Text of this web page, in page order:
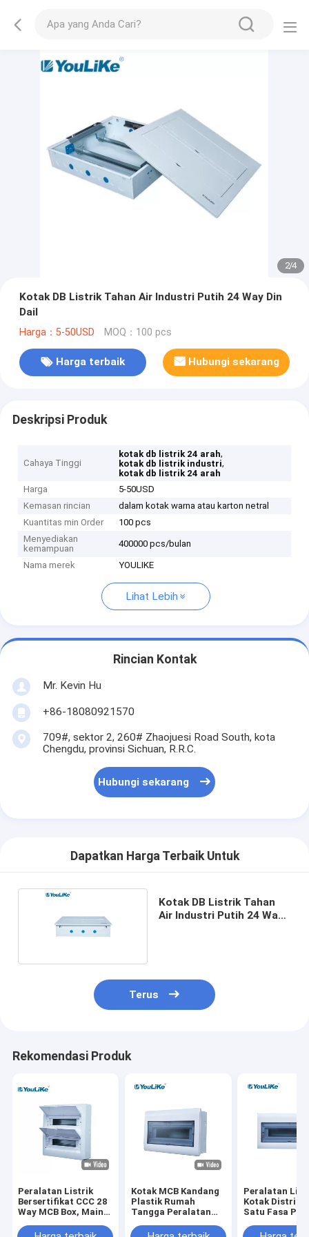
2/4
Kotak DB Listrik Tahan Air Industri Putih 24 Way Din
Dail
Harga：5-50USD MOQ：100 pcs
Harga terbaik Hubungi sekarang
Deskripsi Produk
Cahaya Tinggi
kotak db listrik 24 arah,
kotak db listrik industri,
kotak db listrik 24 arah
Harga
5-50USD
Kemasan rincian
dalam kotak warna atau karton netral
Kuantitas min Order
100 pcs
Menyediakan
kemampuan
400000 pcs/bulan
Nama merek YOULIKE
Lihat Lebih
Rincian Kontak
Mr. Kevin Hu
+86-18080921570
709#, sektor 2, 260# Zhaojuesi Road South, kota
Chengdu, provinsi Sichuan, R.R.C.
Hubungi sekarang
Dapatkan Harga Terbaik Untuk
Kotak DB Listrik Tahan
Air Industri Putih 24 Way
Terus
Rekomendasi Produk
Peralatan Listrik
Bersertifikat CCC 28
Way MCB Box, Main
Ascend And Descend
Kotak MCB Kandang
Plastik Rumah
Tangga Peralatan
Distribusi Daya
Peralatan
Kotak
Satu Fasa
Arah